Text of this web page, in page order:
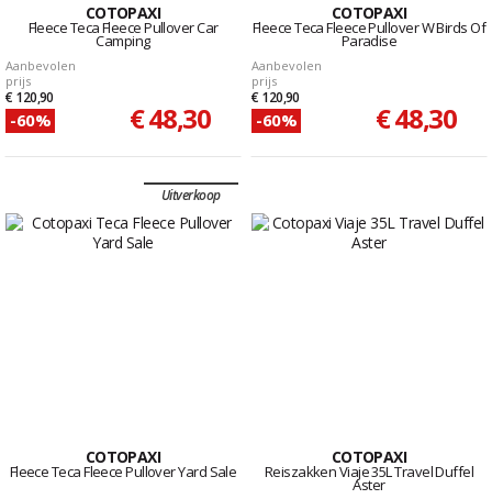
COTOPAXI
Fleece Teca Fleece Pullover Car
Camping
Aanbevolen
prijs
€ 120,90
-60% € 48,30
COTOPAXI
Fleece Teca Fleece Pullover W Birds Of
Paradise
Aanbevolen
prijs
€ 120,90
-60% € 48,30
Uitverkoop
COTOPAXI
Fleece Teca Fleece Pullover Yard Sale
COTOPAXI
Reiszakken Viaje 35L Travel Duffel
Aster